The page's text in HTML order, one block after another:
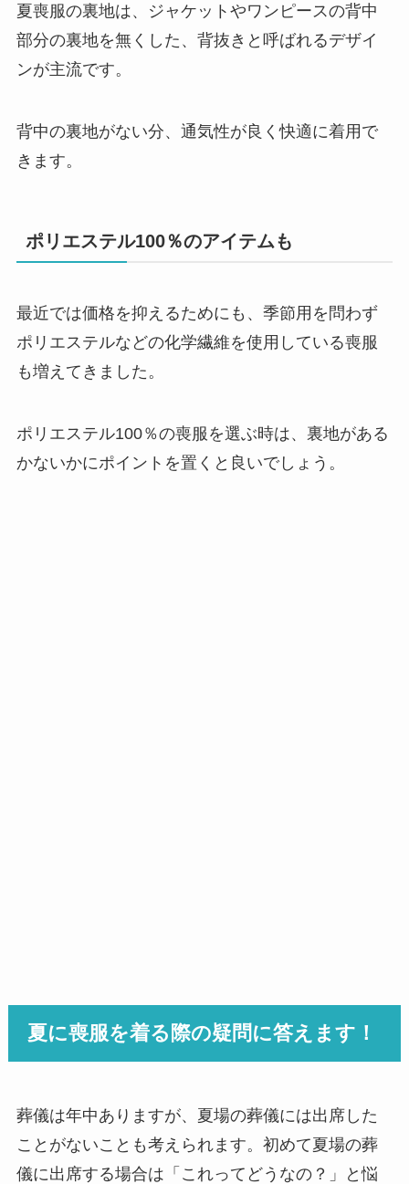
夏喪服の裏地は、ジャケットやワンピースの背中
部分の裏地を無くした、背抜きと呼ばれるデザイ
ンが主流です。
背中の裏地がない分、通気性が良く快適に着用で
きます。
ポリエステル100％のアイテムも
最近では価格を抑えるためにも、季節用を問わず
ポリエステルなどの化学繊維を使用している喪服
も増えてきました。
ポリエステル100％の喪服を選ぶ時は、裏地がある
かないかにポイントを置くと良いでしょう。
夏に喪服を着る際の疑問に答えます！
葬儀は年中ありますが、夏場の葬儀には出席した
ことがないことも考えられます。初めて夏場の葬
儀に出席する場合は「これってどうなの？」と悩